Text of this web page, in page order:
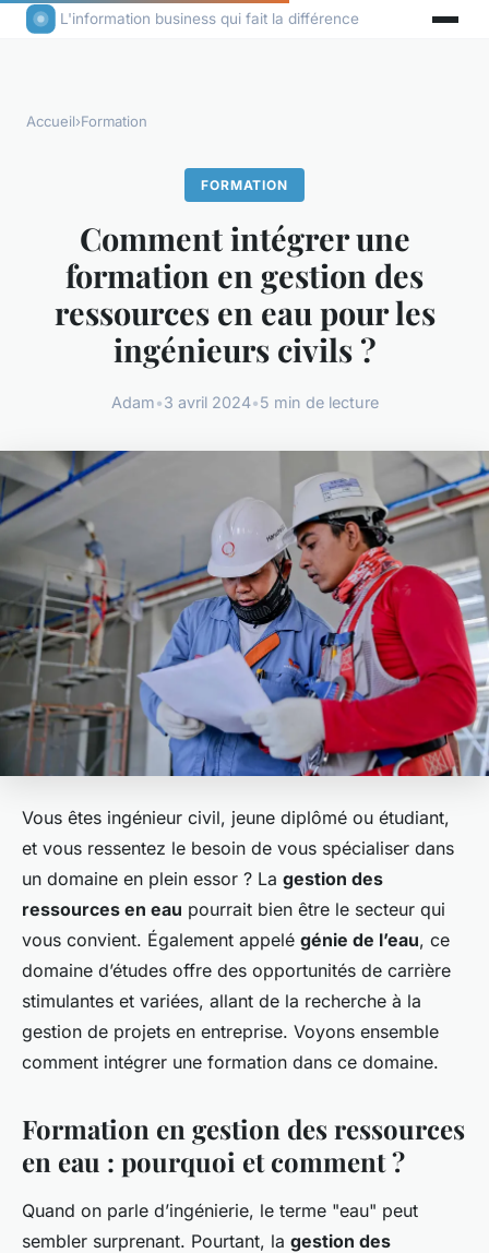
L'information business qui fait la différence
Accueil›Formation
FORMATION
Comment intégrer une
formation en gestion des
ressources en eau pour les
ingénieurs civils ?
Adam•3 avril 2024•5 min de lecture
Vous êtes ingénieur civil, jeune diplômé ou étudiant,
et vous ressentez le besoin de vous spécialiser dans
un domaine en plein essor ? La gestion des
ressources en eau pourrait bien être le secteur qui
vous convient. Également appelé génie de l’eau, ce
domaine d’études offre des opportunités de carrière
stimulantes et variées, allant de la recherche à la
gestion de projets en entreprise. Voyons ensemble
comment intégrer une formation dans ce domaine.
Formation en gestion des ressources
en eau : pourquoi et comment ?
Quand on parle d’ingénierie, le terme "eau" peut
sembler surprenant. Pourtant, la gestion des